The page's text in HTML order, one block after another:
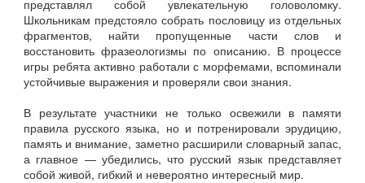
представлял собой увлекательную головоломку.
Школьникам предстояло собрать пословицу из отдельных
фрагментов, найти пропущенные части слов и
восстановить фразеологизмы по описанию. В процессе
игры ребята активно работали с морфемами, вспоминали
устойчивые выражения и проверяли свои знания.
В результате участники не только освежили в памяти
правила русского языка, но и потренировали эрудицию,
память и внимание, заметно расширили словарный запас,
а главное — убедились, что русский язык представляет
собой живой, гибкий и невероятно интересный мир.